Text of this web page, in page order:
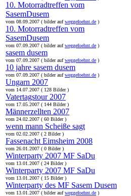
10. Motorradtreffen vom
SasemDusem
vom 08.09.2007 ( bilder aufweggefoehnt.de )
10. Motorradtreffen vom
SasemDusem
vom 07.09.2007 ( bilder aufweggefoehnt.de )
sasem dusem
vom 07.09.2007 ( bilder aufweggefoehnt.de )
10 jahre sasem dusem
vom 07.09.2007 ( bilder aufweggefoehnt.de )
Ungarn 2007
vom 14.07.2007 ( 128 Bilder )
Vatertagstour 2007
vom 17.05.2007 ( 144 Bilder )
Männerzellten 2007
vom 24.02.2007 ( 60 Bilder )
wenn mann Scheiße sagt
vom 02.02.2007 ( 2 Bilder )
Fassenacht Eimsheim 2008
vom 26.01.2007 ( 0 Bilder )
Winterparty 2007 MF SaDu
vom 13.01.2007 ( 24 Bilder )
Winterparty 2007 MF SaDu
vom 13.01.2007 ( 15 Bilder )
Winterparty des MF Sasem Dusem
vom 13.01.2007 ( bilder aufweggefoehnt.de )